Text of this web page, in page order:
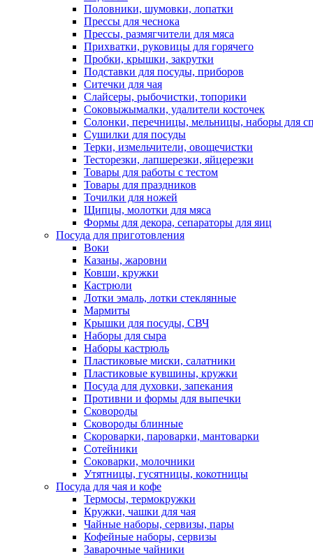
Половники, шумовки, лопатки
Прессы для чеснока
Прессы, размягчители для мяса
Прихватки, руковицы для горячего
Пробки, крышки, закрутки
Подставки для посуды, приборов
Ситечки для чая
Слайсеры, рыбочистки, топорики
Соковыжымалки, удалители косточек
Солонки, перечницы, мельницы, наборы для
Сушилки для посуды
Терки, измельчители, овощечистки
Тесторезки, лапшерезки, яйцерезки
Товары для работы с тестом
Товары для праздников
Точилки для ножей
Щипцы, молотки для мяса
Формы для декора, сепараторы для яиц
Посуда для приготовления
Воки
Казаны, жаровни
Ковши, кружки
Кастрюли
Лотки эмаль, лотки стеклянные
Мармиты
Крышки для посуды, СВЧ
Наборы для сыра
Наборы кастрюль
Пластиковые миски, салатники
Пластиковые кувшины, кружки
Посуда для духовки, запекания
Противни и формы для выпечки
Сковороды
Сковороды блинные
Скороварки, пароварки, мантоварки
Сотейники
Соковарки, молочники
Утятницы, гусятницы, кокотницы
Посуда для чая и кофе
Термосы, термокружки
Кружки, чашки для чая
Чайные наборы, сервизы, пары
Кофейные наборы, сервизы
Заварочные чайники